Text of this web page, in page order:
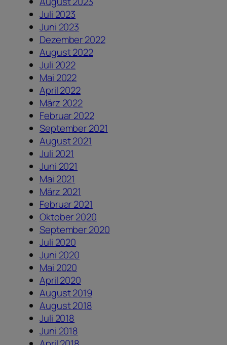
Juli 2023
Juni 2023
Dezember 2022
August 2022
Juli 2022
Mai 2022
April 2022
März 2022
Februar 2022
September 2021
August 2021
Juli 2021
Juni 2021
Mai 2021
März 2021
Februar 2021
Oktober 2020
September 2020
Juli 2020
Juni 2020
Mai 2020
April 2020
August 2019
August 2018
Juli 2018
Juni 2018